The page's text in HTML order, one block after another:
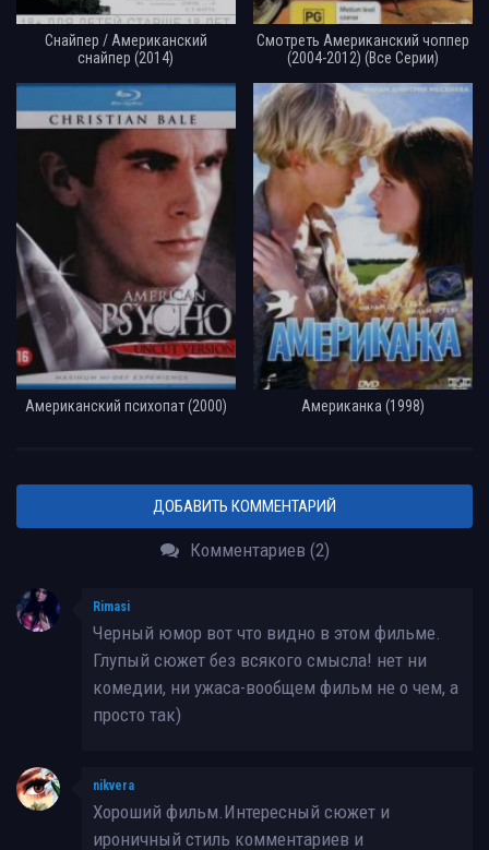
Снайпер / Американский
снайпер (2014)
Смотреть Американский чоппер
(2004-2012) (Все Серии)
Американский психопат (2000) Американка (1998)
ДОБАВИТЬ КОММЕНТАРИЙ
Комментариев (2)
Rimasi
Черный юмор вот что видно в этом фильме.
Глупый сюжет без всякого смысла! нет ни
комедии, ни ужаса-вообщем фильм не о чем, а
просто так)
nikvera
Хороший фильм.Интересный сюжет и
ироничный стиль комментариев и